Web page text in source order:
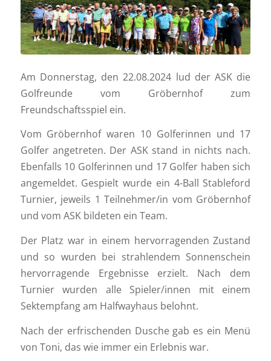
Am Donnerstag, den 22.08.2024 lud der ASK die
Golfreunde vom Gröbernhof zum
Freundschaftsspiel ein.
Vom Gröbernhof waren 10 Golferinnen und 17
Golfer angetreten. Der ASK stand in nichts nach.
Ebenfalls 10 Golferinnen und 17 Golfer haben sich
angemeldet. Gespielt wurde ein 4-Ball Stableford
Turnier, jeweils 1 Teilnehmer/in vom Gröbernhof
und vom ASK bildeten ein Team.
Der Platz war in einem hervorragenden Zustand
und so wurden bei strahlendem Sonnenschein
hervorragende Ergebnisse erzielt. Nach dem
Turnier wurden alle Spieler/innen mit einem
Sektempfang am Halfwayhaus belohnt.
Nach der erfrischenden Dusche gab es ein Menü
von Toni, das wie immer ein Erlebnis war.